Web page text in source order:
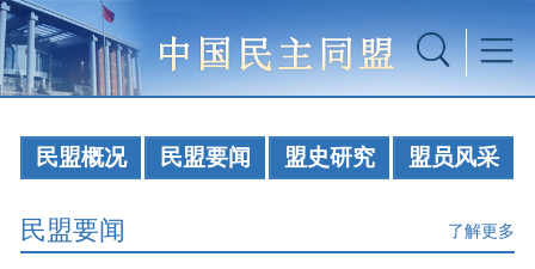
民盟概况 民盟要闻 盟史研究 盟员风采
民盟要闻 了解更多